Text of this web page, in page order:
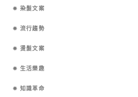
✵ 染髮文案
✵ 流行趨勢
✵ 燙髮文案
✵ 生活樂趣
✵ 知識革命